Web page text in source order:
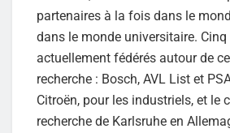
partenaires à la fois dans le
dans le monde universitaire.
actuellement fédérés autour de
recherche : Bosch, AVL List et
Citroën, pour les industriels, et le
recherche de Karlsruhe en